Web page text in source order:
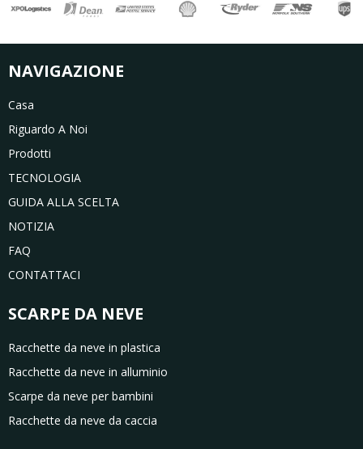
NAVIGAZIONE
Casa
Riguardo A Noi
Prodotti
TECNOLOGIA
GUIDA ALLA SCELTA
NOTIZIA
FAQ
CONTATTACI
SCARPE DA NEVE
Racchette da neve in plastica
Racchette da neve in alluminio
Scarpe da neve per bambini
Racchette da neve da caccia